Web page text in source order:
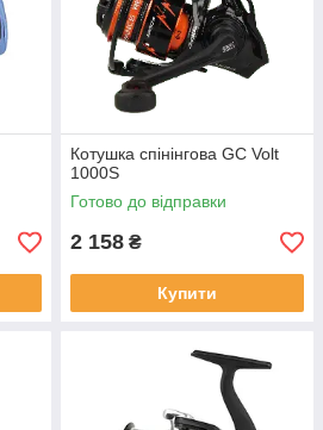
Котушка спінінгова GC Volt
1000S
Готово до відправки
2 158 ₴
Купити